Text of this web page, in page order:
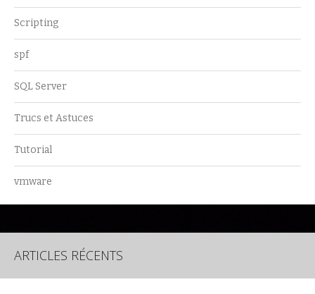
Scripting
spf
SQL Server
Trucs et Astuces
Tutorial
vmware
ARTICLES RÉCENTS